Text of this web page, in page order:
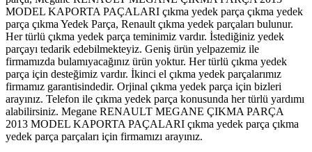
MODEL KAPORTA PAÇALARI çıkma yedek parça çıkma yedek
parça çıkma Yedek Parça, Renault çıkma yedek parçaları bulunur.
Her türlü çıkma yedek parça teminimiz vardır. İstediğiniz yedek
parçayı tedarik edebilmekteyiz. Geniş ürün yelpazemiz ile
firmamızda bulamıyacağınız ürün yoktur. Her türlü çıkma yedek
parça için desteğimiz vardır. İkinci el çıkma yedek parçalarımız
firmamız garantisindedir. Orjinal çıkma yedek parça için bizleri
arayınız. Telefon ile çıkma yedek parça konusunda her türlü yardımı
alabilirsiniz. Megane RENAULT MEGANE ÇIKMA PARÇA
2013 MODEL KAPORTA PAÇALARI çıkma yedek parça çıkma
yedek parça parçaları için firmamızı arayınız.